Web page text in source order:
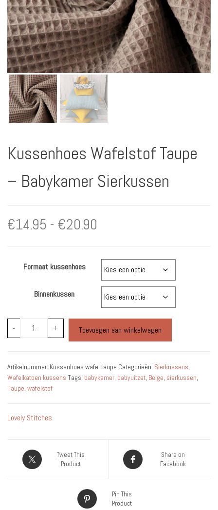
Kussenhoes Wafelstof Taupe
– Babykamer Sierkussen
€14.95 - €20.90
tot
€20.90
Formaat kussenhoes
Binnenkussen
-
Kussenhoes
Wafelstof
Babykamer
Sierkussen
+ Toevoegen aan winkelwagen
Artikelnummer: Kussenhoes wafel taupe Categorieën: Sierkussens
Wafelkatoen kussens Tags: babykamer babyuitzet Beige sierkussen
Taupe wafelstof
Lovely Stitches
Tweet This
Product
Share on
Facebook
Pin This
Product